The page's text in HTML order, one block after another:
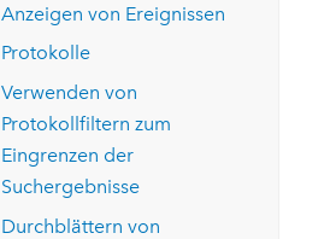
Anzeigen von Ereignissen
Protokolle
Verwenden von
Protokollfiltern zum
Eingrenzen der
Suchergebnisse
Durchblättern von